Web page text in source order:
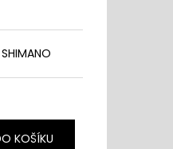
SHIMANO
KOŠÍKU